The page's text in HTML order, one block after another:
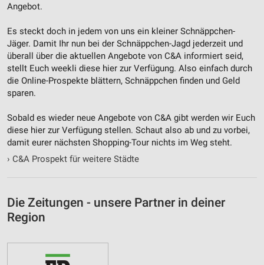
Angebot.
Es steckt doch in jedem von uns ein kleiner Schnäppchen-
Jäger. Damit Ihr nun bei der Schnäppchen-Jagd jederzeit und
überall über die aktuellen Angebote von C&A informiert seid,
stellt Euch weekli diese hier zur Verfügung. Also einfach durch
die Online-Prospekte blättern, Schnäppchen finden und Geld
sparen.
Sobald es wieder neue Angebote von C&A gibt werden wir Euch
diese hier zur Verfügung stellen. Schaut also ab und zu vorbei,
damit eurer nächsten Shopping-Tour nichts im Weg steht.
› C&A Prospekt für weitere Städte
Die Zeitungen - unsere Partner in deiner
Region